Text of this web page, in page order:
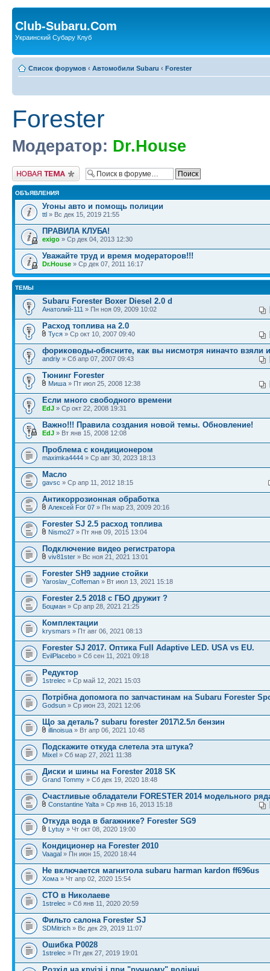
Club-Subaru.Com
Украинский Субару Клуб
Список форумов ‹ Автомобили Subaru ‹ Forester
Forester
Модератор: Dr.House
Новая тема
ОБЪЯВЛЕНИЯ
Угоны авто и помощь полиции
ttl » Вс дек 15, 2019 21:55
ПРАВИЛА КЛУБА!
exigo » Ср дек 04, 2013 12:30
Уважайте труд и время модераторов!!!
Dr.House » Ср дек 07, 2011 16:17
ТЕМЫ
Subaru Forester Boxer Diesel 2.0 d
Анатолий-111 » Пн ноя 09, 2009 10:02
Расход топлива на 2.0
Туся » Ср окт 10, 2007 09:40
фориководы-обясните, как вы нисмотря ниначто взяли
andriy » Сб апр 07, 2007 09:43
Тюнинг Forester
Миша » Пт июл 25, 2008 12:38
Если много свободного времени
EdJ » Ср окт 22, 2008 19:31
Важно!!! Правила создания новой темы. Обновление!
EdJ » Вт янв 15, 2008 12:08
Проблема с кондиционером
maximka4444 » Ср авг 30, 2023 18:13
Масло
gavsc » Ср апр 11, 2012 18:15
Антикоррозионная обработка
Алексей For 07 » Пн мар 23, 2009 20:16
Forester SJ 2.5 расход топлива
Nismo27 » Пт янв 09, 2015 13:04
Подключение видео регистратора
viv81ster » Вс ноя 21, 2021 13:01
Forester SH9 задние стойки
Yaroslav_Coffeman » Вт июл 13, 2021 15:18
Forester 2.5 2018 с ГБО дружит ?
Боцман » Ср апр 28, 2021 21:25
Комплектации
krysmars » Пт авг 06, 2021 08:13
Forester SJ 2017. Оптика Full Adaptive LED. USA vs EU.
EvilPlacebo » Сб сен 11, 2021 09:18
Редуктор
1strelec » Ср май 12, 2021 15:03
Потрібна допомога по запчастинам на Subaru Forester
Godsun » Ср июн 23, 2021 12:06
Що за деталь? subaru forester 2017\2.5л бензин
illinoisua » Вт апр 06, 2021 10:48
Подскажите откуда слетела эта штука?
Mixel » Сб мар 27, 2021 11:38
Диски и шины на Forester 2018 SK
Grand Tommy » Сб дек 19, 2020 18:48
Счастливые обладатели FORESTER 2014 модельного
Constantine Yalta » Ср янв 16, 2013 15:18
Откуда вода в багажнике? Forester SG9
Lytuy » Чт окт 08, 2020 19:00
Кондиционер на Forester 2010
Vaagal » Пн июн 15, 2020 18:44
Не включается магнитола subaru harman kardon ff696us
Хома » Чт апр 02, 2020 15:54
СТО в Николаеве
1strelec » Сб янв 11, 2020 20:59
Фильто салона Forester SJ
SDMitrich » Вс дек 29, 2019 11:07
Ошибка Р0028
1strelec » Пт дек 27, 2019 19:01